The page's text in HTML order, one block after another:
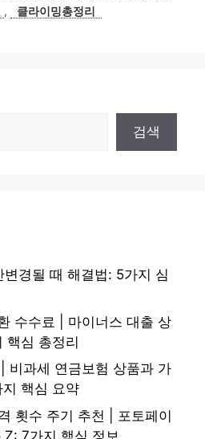
, 클라이밍총정리
검색
경될 때 해결법: 5가지 심
수수료 | 마이너스 대출 상
핵심 총정리
비과세 연금보험 상품과 가
핵심 요약
횟수 주기 추천 | 포토페이
7가지 핵심 정보